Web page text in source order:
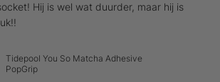
Hij is wel wat duurder, maar hij is
Tidepool You So Matcha Adhesive
PopGrip